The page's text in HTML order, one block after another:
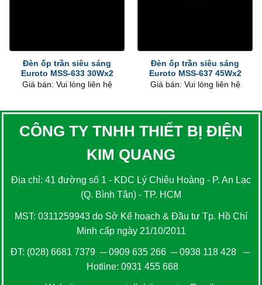
Đèn ốp trần siêu sáng
Euroto MSS-633 30Wx2
Giá bán: Vui lòng liên hệ
Đèn ốp trần siêu sáng
Euroto MSS-637 45Wx2
Giá bán: Vui lòng liên hệ
CÔNG TY TNHH THIẾT BỊ ĐIỆN
KIM QUANG
Địa chỉ: 41 đường số 1 - KDC Lý Chiêu Hoàng - P. An Lạc
(Q. Bình Tân) - TP. HCM
MST: 0311259943 do Sở Kế hoạch & Đầu tư Tp. Hồ Chí
Minh cấp ngày 21/10/2011
ĐT: (028) 6681 7379 ─0909 635 266─0938 118 428─
Hotline: 0931 455 668